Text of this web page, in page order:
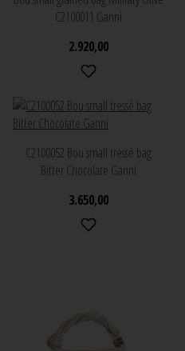
C2100011 Ganni
2.920,00
C2100052 Bou small tressé bag
Bitter Chocolate Ganni
3.650,00